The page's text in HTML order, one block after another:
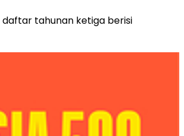
daftar tahunan ketiga berisi